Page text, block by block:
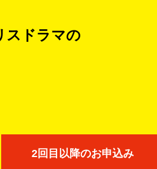
スドラマの
2回目以降のお申込み